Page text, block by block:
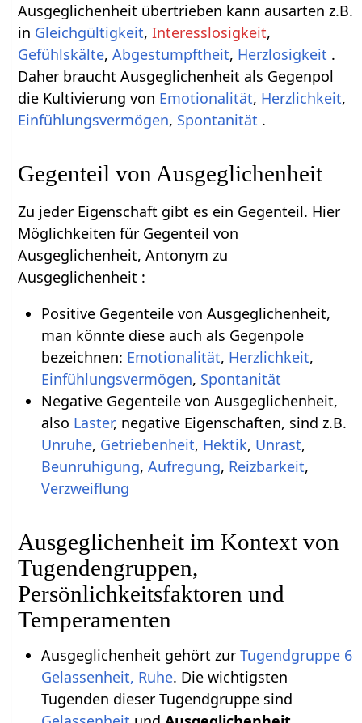
Ausgeglichenheit übertrieben kann ausarten z.B.
in Gleichgültigkeit,Interesslosigkeit,
Gefühlskälte,Abgestumpftheit, Herzlosigkeit .
Daher braucht Ausgeglichenheit als Gegenpol
die Kultivierung von Emotionalität, Herzlichkeit,
Einfühlungsvermögen, Spontanität .
Gegenteil von Ausgeglichenheit
Zu jeder Eigenschaft gibt es ein Gegenteil. Hier
Möglichkeiten für Gegenteil von
Ausgeglichenheit, Antonym zu
Ausgeglichenheit :
Positive Gegenteile von Ausgeglichenheit,
man könnte diese auch als Gegenpole
bezeichnen: Emotionalität, Herzlichkeit,
Einfühlungsvermögen, Spontanität
Negative Gegenteile von Ausgeglichenheit,
also Laster, negative Eigenschaften, sind z.B.
Unruhe, Getriebenheit, Hektik, Unrast,
Beunruhigung, Aufregung, Reizbarkeit,
Verzweiflung
Ausgeglichenheit im Kontext von
Tugendengruppen,
Persönlichkeitsfaktoren und
Temperamenten
Ausgeglichenheit gehört zur Tugendgruppe 6
Gelassenheit, Ruhe. Die wichtigsten
Tugenden dieser Tugendgruppe sind